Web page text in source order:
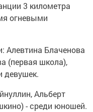
3 километра
огневыми
Алевтина Блаченова
(первая школа),
девушек.
Альберт
- среди юношей.